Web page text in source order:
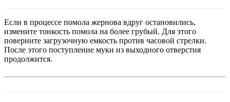
Если в процессе помола жернова вдруг остановились,
измените тонкость помола на более грубый. Для этого
поверните загрузочную емкость против часовой стрелки.
После этого поступление муки из выходного отверстия
продолжится.